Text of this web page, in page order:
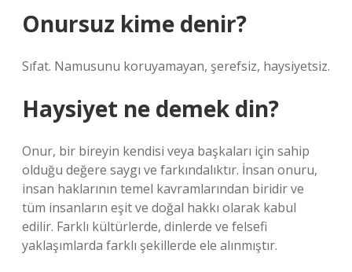
Onursuz kime denir?
Sıfat. Namusunu koruyamayan, şerefsiz, haysiyetsiz.
Haysiyet ne demek din?
Onur, bir bireyin kendisi veya başkaları için sahip
olduğu değere saygı ve farkındalıktır. İnsan onuru,
insan haklarının temel kavramlarından biridir ve
tüm insanların eşit ve doğal hakkı olarak kabul
edilir. Farklı kültürlerde, dinlerde ve felsefi
yaklaşımlarda farklı şekillerde ele alınmıştır.